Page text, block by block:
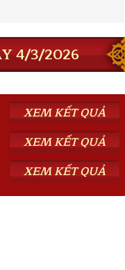
4/3/2026
XEM KẾT QUẢ
XEM KẾT QUẢ
XEM KẾT QUẢ